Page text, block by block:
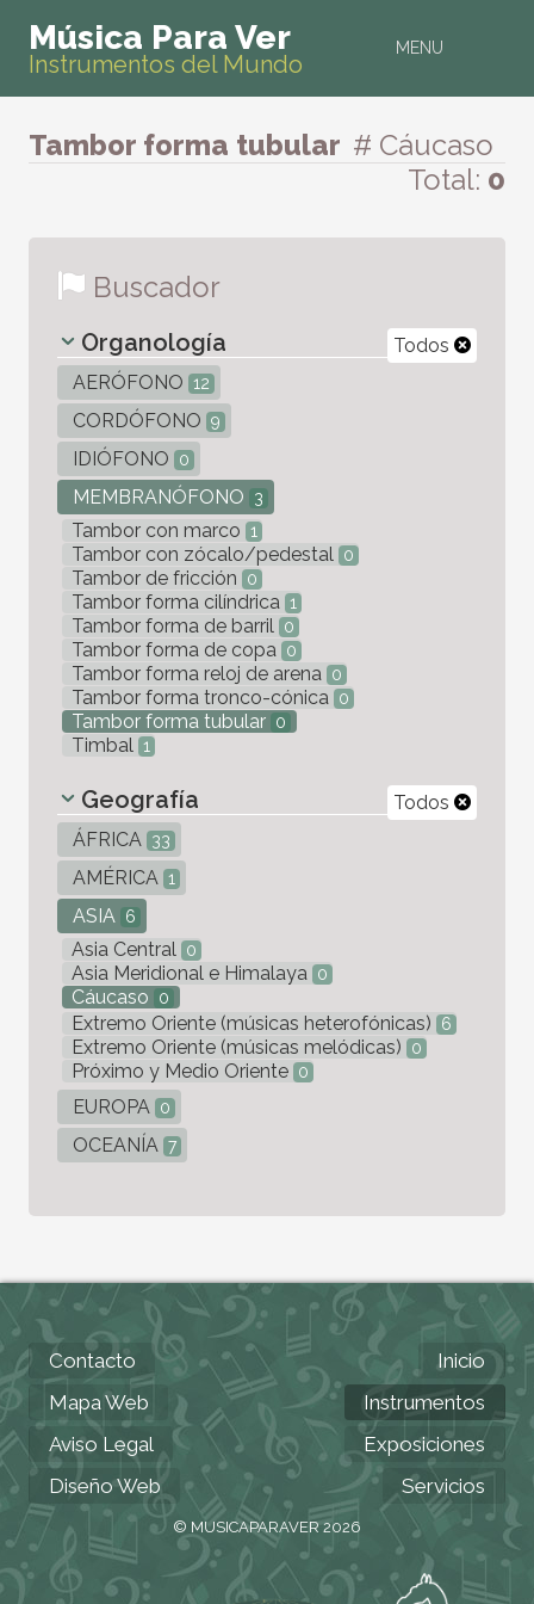
MENU
Música Para Ver
Instrumentos del Mundo
Tambor forma tubular # Cáucaso
Total: 0
Buscador
Todos
Organología
AERÓFONO 12
CORDÓFONO 9
IDIÓFONO 0
MEMBRANÓFONO 3
Tambor con marco 1
Tambor con zócalo/pedestal 0
Tambor de fricción 0
Tambor forma cilíndrica 1
Tambor forma de barril 0
Tambor forma de copa 0
Tambor forma reloj de arena 0
Tambor forma tronco-cónica 0
Tambor forma tubular 0
Timbal 1
Todos
Geografía
ÁFRICA 33
AMÉRICA 1
ASIA 6
Asia Central 0
Asia Meridional e Himalaya 0
Cáucaso 0
Extremo Oriente (músicas heterofónicas) 6
Extremo Oriente (músicas melódicas) 0
Próximo y Medio Oriente 0
EUROPA 0
OCEANÍA 7
Contacto
Mapa Web
Aviso Legal
Diseño Web
Inicio
Instrumentos
Exposiciones
Servicios
© MUSICAPARAVER 2026